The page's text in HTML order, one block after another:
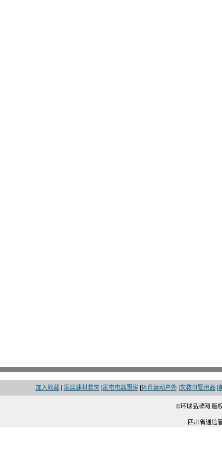
加入收藏| 家居建材装饰| 家电电器厨房 体育运动户外| 文教母婴用品
©环球品牌网 版
四川省通信